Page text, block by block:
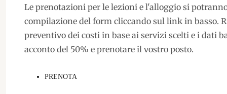
- ITA
Le prenotazioni per le lezioni e l'alloggio si
compilazione del form cliccando sul link in basso.
preventivo dei costi in base ai servizi scelti e i dati
acconto del 50% e prenotare il vostro posto.
PRENOTA